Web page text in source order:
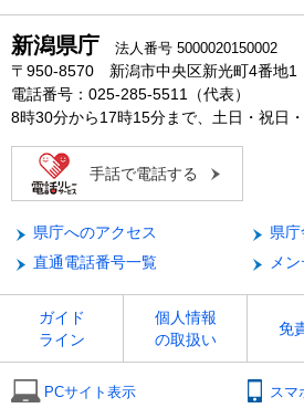
新潟県庁 法人番号 5000020150002
〒950-8570 新潟市中央区新光町4番地1
電話番号：025-285-5511（代表）
8時30分から17時15分まで、土日・祝日
手話で電話する
県庁へのアクセス
県
直通電話番号一覧
メ
ガイド
ライン
個人情報
の取扱い
免
PCサイト表示 スマ